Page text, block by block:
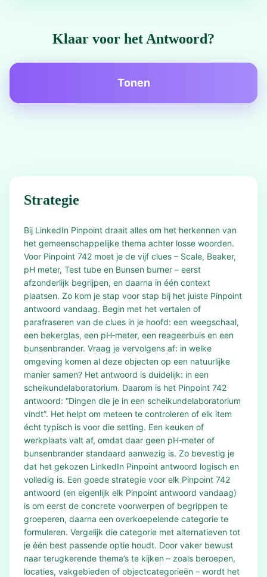
Klaar voor het Antwoord?
Tonen
Strategie
Bij LinkedIn Pinpoint draait alles om het herkennen van
het gemeenschappelijke thema achter losse woorden.
Voor Pinpoint 742 moet je de vijf clues – Scale, Beaker,
pH meter, Test tube en Bunsen burner – eerst
afzonderlijk begrijpen, en daarna in één context
plaatsen. Zo kom je stap voor stap bij het juiste Pinpoint
antwoord vandaag. Begin met het vertalen of
parafraseren van de clues in je hoofd: een weegschaal,
een bekerglas, een pH‑meter, een reageerbuis en een
bunsenbrander. Vraag je vervolgens af: in welke
omgeving komen al deze objecten op een natuurlijke
manier samen? Het antwoord is duidelijk: in een
scheikundelaboratorium. Daarom is het Pinpoint 742
antwoord: “Dingen die je in een scheikundelaboratorium
vindt”. Het helpt om meteen te controleren of elk item
écht typisch is voor die setting. Een keuken of
werkplaats valt af, omdat daar geen pH‑meter of
bunsenbrander standaard aanwezig is. Zo bevestig je
dat het gekozen LinkedIn Pinpoint antwoord logisch en
volledig is. Een goede strategie voor elk Pinpoint 742
antwoord (en eigenlijk elk Pinpoint antwoord vandaag)
is om eerst de concrete voorwerpen of begrippen te
groeperen, daarna een overkoepelende categorie te
formuleren. Vergelijk die categorie met alternatieven tot
je één best passende optie houdt. Door vaker bewust
naar terugkerende thema’s te kijken – zoals beroepen,
locaties, vakgebieden of objectcategorieën – wordt het